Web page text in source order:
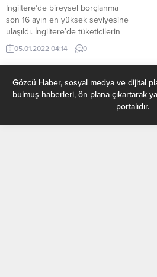
İngiltere’de bireysel borçlanma
son 16 ayın en yüksek seviyesine
ulaşıldı. İngiltere’de tüketicilerin
bireysel tüketici kredisi ve kredi
kartı borçlanması, Kasım 2021’de
1.2 milyar sterlinle son 16 ayın en
yüksek seviyesine ulaştı. İngiltere
Merkez Bankası (BoE) verilerine
kasımda yüzde 6.4 artarak 1.2...
05.01.2022 04:14 0
Gözcü Haber, sosyal medya ve dijital
bulmuş haberleri, ön plana çıkartarak
portalıdır.